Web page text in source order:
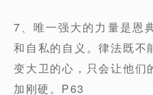
7、唯一强大的力量是恩
和自私的自义。律法既不
变大卫的心，只会让他们
加刚硬。P63